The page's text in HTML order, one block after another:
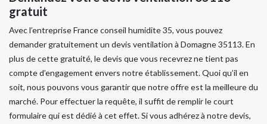
gratuit
Avec l’entreprise France conseil humidite 35, vous pouvez
demander gratuitement un devis ventilation à Domagne 35113. En
plus de cette gratuité, le devis que vous recevrez ne tient pas
compte d’engagement envers notre établissement. Quoi qu’il en
soit, nous pouvons vous garantir que notre offre est la meilleure du
marché. Pour effectuer la requête, il suffit de remplir le court
formulaire qui est dédié à cet effet. Si vous adhérez à notre devis,